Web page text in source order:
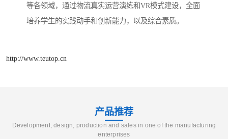
等各领域，通过物流真实运营演练和VR模式建设，全面
培养学生的实践动手和创新能力，以及综合素质。
http://www.teutop.cn
产品推荐
Development, design, production and sales in one of the manufacturing
enterprises